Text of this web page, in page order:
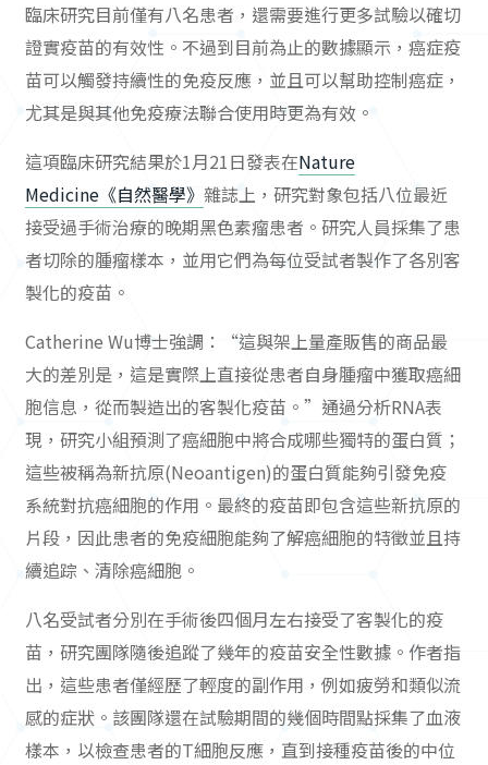
臨床研究目前僅有八名患者，還需要進行更多試驗以確切
證實疫苗的有效性。不過到目前為止的數據顯示，癌症疫
苗可以觸發持續性的免疫反應，並且可以幫助控制癌症，
尤其是與其他免疫療法聯合使用時更為有效。
這項臨床研究結果於1月21日發表在Nature
Medicine《自然醫學》 雜誌上，研究對象包括八位最近
接受過手術治療的晚期黑色素瘤患者。研究人員採集了患
者切除的腫瘤樣本，並用它們為每位受試者製作了各別客
製化的疫苗。
Catherine Wu博士強調：“這與架上量產販售的商品最
大的差別是，這是實際上直接從患者自身腫瘤中獲取癌細
胞信息，從而製造出的客製化疫苗。”通過分析RNA表
現，研究小組預測了癌細胞中將合成哪些獨特的蛋白質；
這些被稱為新抗原(Neoantigen)的蛋白質能夠引發免疫
系統對抗癌細胞的作用。最終的疫苗即包含這些新抗原的
片段，因此患者的免疫細胞能夠了解癌細胞的特徵並且持
續追踪、清除癌細胞。
八名受試者分別在手術後四個月左右接受了客製化的疫
苗，研究團隊隨後追蹤了幾年的疫苗安全性數據。作者指
出，這些患者僅經歷了輕度的副作用，例如疲勞和類似流
感的症狀。該團隊還在試驗期間的幾個時間點採集了血液
樣本，以檢查患者的T細胞反應，直到接種疫苗後的中位